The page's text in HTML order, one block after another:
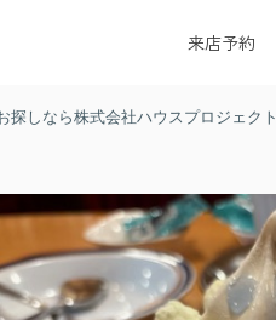
来店予約
探しなら株式会社ハウスプロジェクト